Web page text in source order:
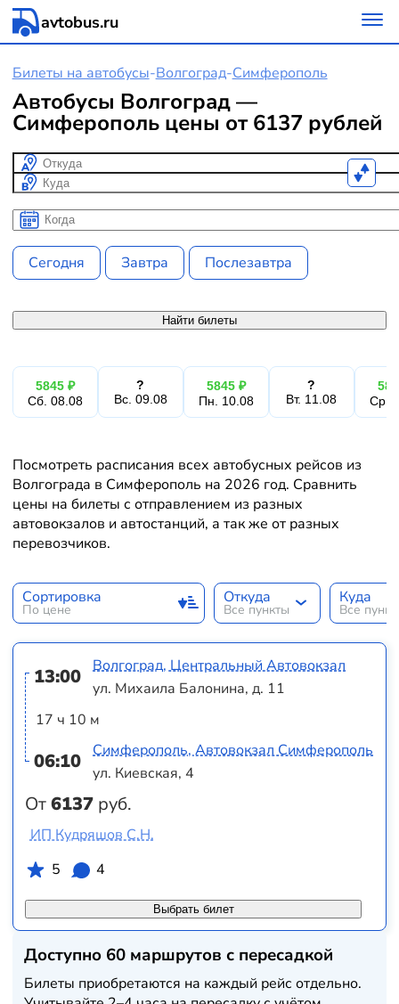
avtobus.ru
Билеты на автобусы-Волгоград-Симферополь
Автобусы Волгоград —
Симферополь цены от 6137 рублей
Откуда
Куда
Когда
Когда
Сегодня Завтра Послезавтра
Найти билеты
5845 ₽
Сб. 08.08
?
Вс. 09.08
5845 ₽
Пн. 10.08
?
Вт. 11.08
Ср.
Посмотреть расписания всех автобусных рейсов из
Волгограда в Симферополь на 2026 год. Сравнить
цены на билеты с отправлением из разных
автовокзалов и автостанций, а так же от разных
перевозчиков.
Сортировка
По цене
Откуда
Все пункты
Куда
Все
13:00
17 ч 10 м
06:10
От6137 руб.
Волгоград, Центральный Автовокзал
ул. Михаила Балонина, д. 11
Симферополь, Автовокзал Симферополь
ул. Киевская, 4
Выбрать билет
ИП Кудряшов С.Н.
5
4
Доступно 60 маршрутов с пересадкой
Билеты приобретаются на каждый рейс отдельно.